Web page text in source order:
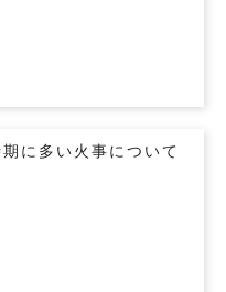
に多い火事について